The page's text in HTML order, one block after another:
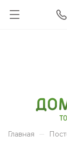
Главная